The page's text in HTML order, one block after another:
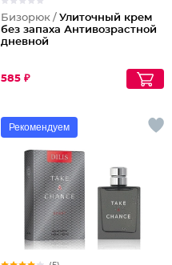
Бизорюк / Улиточный крем
без запаха Антивозрастной
дневной
585 ₽
Рекомендуем